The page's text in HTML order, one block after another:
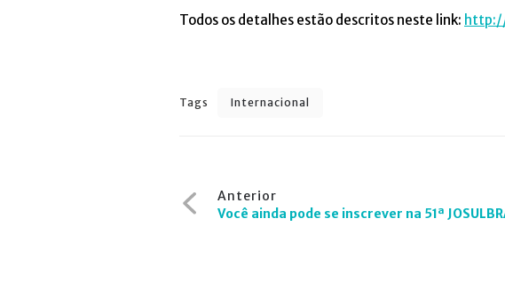
Todos os detalhes estão descritos neste link:
Tags Internacional
de
Anterior
Você ainda pode se inscrever na 51ª